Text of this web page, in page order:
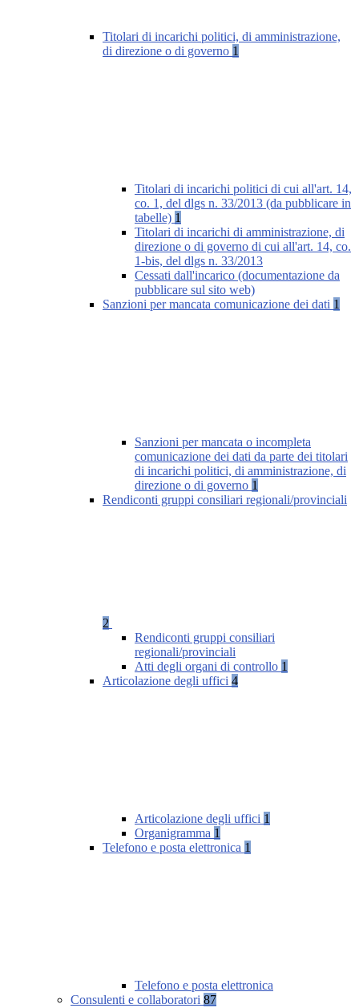
Titolari di incarichi politici, di amministrazione,
di direzione o di governo 1
Titolari di incarichi politici di cui all'art. 14,
co. 1, del dlgs n. 33/2013 (da pubblicare in
tabelle) 1
Titolari di incarichi di amministrazione, di
direzione o di governo di cui all'art. 14, co.
1-bis, del dlgs n. 33/2013
Cessati dall'incarico (documentazione da
pubblicare sul sito web)
Sanzioni per mancata comunicazione dei dati 1
Sanzioni per mancata o incompleta
comunicazione dei dati da parte dei titolari
di incarichi politici, di amministrazione, di
direzione o di governo 1
Rendiconti gruppi consiliari regionali/provinciali
2
Rendiconti gruppi consiliari
regionali/provinciali
Atti degli organi di controllo 1
Articolazione degli uffici 4
Articolazione degli uffici 1
Organigramma 1
Telefono e posta elettronica 1
Telefono e posta elettronica
Consulenti e collaboratori 87